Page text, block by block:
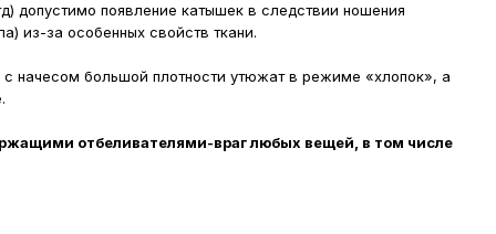
допустимо появление катышек в следствии ношения
из-за особенных свойств ткани.
начесом большой плотности утюжат в режиме «хлопок», а
отбеливателями-враг любых вещей, в том числе